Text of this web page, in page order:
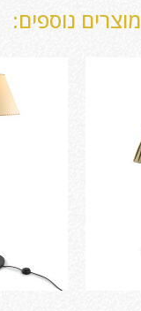
מוצרים נוספים: